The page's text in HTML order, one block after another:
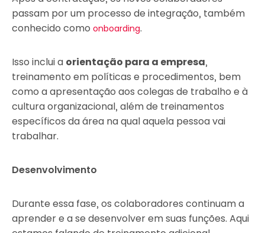
passam por um processo de integração, também
conhecido como onboarding.
Isso inclui a orientação para a empresa,
treinamento em políticas e procedimentos, bem
como a apresentação aos colegas de trabalho e à
cultura organizacional, além de treinamentos
específicos da área na qual aquela pessoa vai
trabalhar.
Desenvolvimento
Durante essa fase, os colaboradores continuam a
aprender e a se desenvolver em suas funções. Aqui